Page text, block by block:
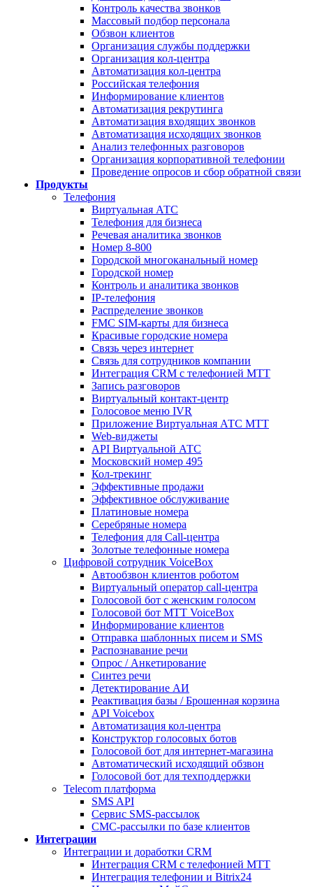
Контроль качества звонков
Массовый подбор персонала
Обзвон клиентов
Организация службы поддержки
Организация кол-центра
Автоматизация кол-центра
Российская телефония
Информирование клиентов
Автоматизация рекрутинга
Автоматизация входящих звонков
Автоматизация исходящих звонков
Анализ телефонных разговоров
Организация корпоративной телефонии
Проведение опросов и сбор обратной связи
Продукты
Телефония
Виртуальная АТС
Телефония для бизнеса
Речевая аналитика звонков
Номер 8-800
Городской многоканальный номер
Городской номер
Контроль и аналитика звонков
IP-телефония
Распределение звонков
FMC SIM-карты для бизнеса
Красивые городские номера
Связь через интернет
Связь для сотрудников компании
Интеграция CRM с телефонией МТТ
Запись разговоров
Виртуальный контакт‑центр
Голосовое меню IVR
Приложение Виртуальная АТС МТТ
Web-виджеты
API Виртуальной АТС
Московский номер 495
Кол-трекинг
Эффективные продажи
Эффективное обслуживание
Платиновые номера
Серебряные номера
Телефония для Call-центра
Золотые телефонные номера
Цифровой сотрудник VoiceBox
Автообзвон клиентов роботом
Виртуальный оператор call-центра
Голосовой бот с женским голосом
Голосовой бот МТТ VoiceBox
Информирование клиентов
Отправка шаблонных писем и SMS
Распознавание речи
Опрос / Анкетирование
Синтез речи
Детектирование АИ
Реактивация базы / Брошенная корзина
API Voicebox
Автоматизация кол‑центра
Конструктор голосовых ботов
Голосовой бот для интернет‑магазина
Автоматический исходящий обзвон
Голосовой бот для техподдержки
Telecom платформа
SMS API
Сервис SMS-рассылок
СМС-рассылки по базе клиентов
Интеграции
Интеграции и доработки CRM
Интеграция CRM с телефонией МТТ
Интеграция телефонии и Bitrix24